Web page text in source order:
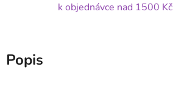
k objednávce nad 1500 Kč
Popis